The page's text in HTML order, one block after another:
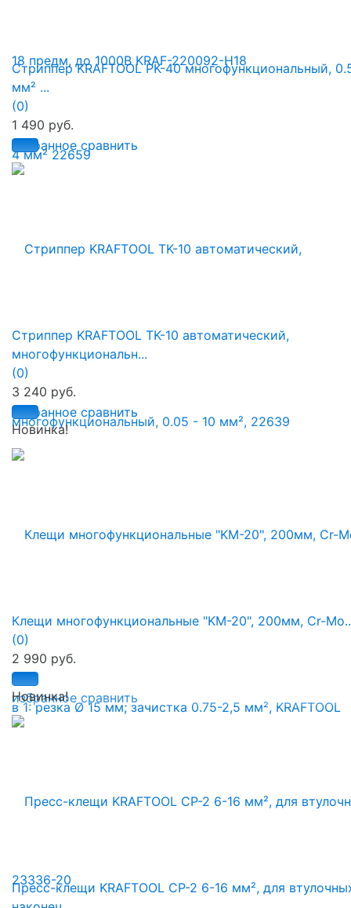
избранное сравнить
Стриппер KRAFTOOL PK-40 многофункциональный,
мм² ...
(0)
1 490 руб.
избранное сравнить
Стриппер KRAFTOOL TK-10 автоматический,
многофункциональн...
(0)
3 240 руб.
Новинка!
избранное сравнить
Клещи многофункциональные "KM-20", 200мм, Cr-
(0)
2 990 руб.
Новинка!
Пресс-клещи KRAFTOOL CP-2 6-16 мм², для